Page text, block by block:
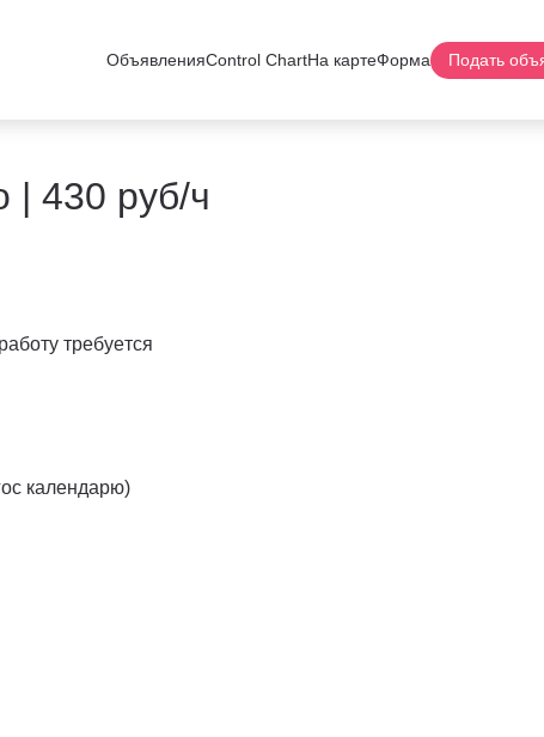
ОбъявленияControl ChartНа картеФорма Подать
| 430 руб/ч
требуeтся
календарю)